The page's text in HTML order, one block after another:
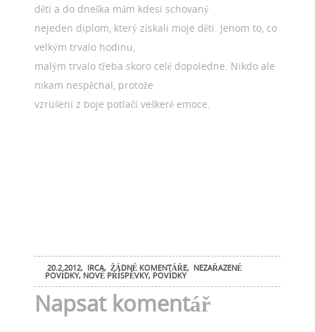
děti a do dneška mám kdesi schovaný
nejeden diplom, který získali moje děti. Jenom to, co
velkým trvalo hodinu,
malým trvalo třeba skoro celé dopoledne. Nikdo ale
nikam nespěchal, protože
vzrušení z boje potlačí veškeré emoce.
20.2.2012, IRCA, ŽÁDNÉ KOMENTÁŘE, NEZAŘAZENÉ
POVÍDKY, NOVÉ PŘÍSPĚVKY, POVÍDKY
Napsat komentář